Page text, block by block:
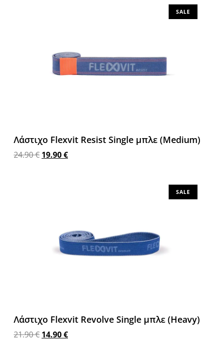
SALE
Λάστιχο Flexvit Resist Single μπλε (Medium)
24.90€ 19.90€
SALE
Λάστιχο Flexvit Revolve Single μπλε (Heavy)
21.90€ 14.90€